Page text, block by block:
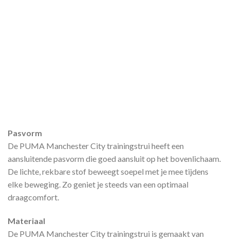
Pasvorm
De PUMA Manchester City trainingstrui heeft een
aansluitende pasvorm die goed aansluit op het bovenlichaam.
De lichte, rekbare stof beweegt soepel met je mee tijdens
elke beweging. Zo geniet je steeds van een optimaal
draagcomfort.
Materiaal
De PUMA Manchester City trainingstrui is gemaakt van